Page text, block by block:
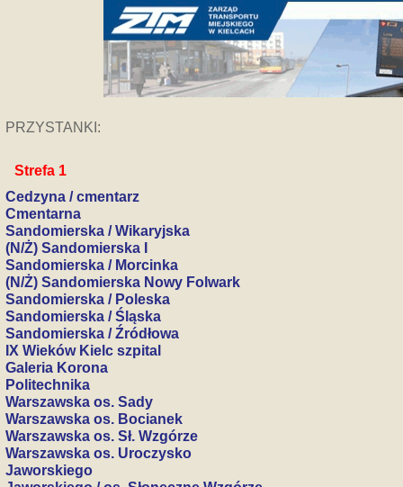
PRZYSTANKI:
Strefa 1
Cedzyna / cmentarz
Cmentarna
Sandomierska / Wikaryjska
(N/Ż) Sandomierska I
Sandomierska / Morcinka
(N/Ż) Sandomierska Nowy Folwark
Sandomierska / Poleska
Sandomierska / Śląska
Sandomierska / Źródłowa
IX Wieków Kielc szpital
Galeria Korona
Politechnika
Warszawska os. Sady
Warszawska os. Bocianek
Warszawska os. Sł. Wzgórze
Warszawska os. Uroczysko
Jaworskiego